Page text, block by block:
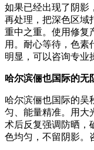
如果已经出现了阴影
再处理，把深色区域
重中之重。使用修复
用。耐心等待，色素
明显，可以咨询专业
哈尔滨俪也国际的无
哈尔滨俪也国际的吴
匀、能量精准。用大
术后反复强调防晒，
色均匀，不留阴影。